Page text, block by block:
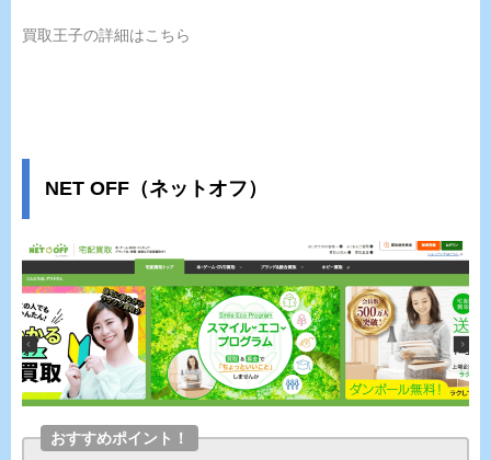
買取王子の詳細はこちら
NET OFF（ネットオフ）
おすすめポイント！